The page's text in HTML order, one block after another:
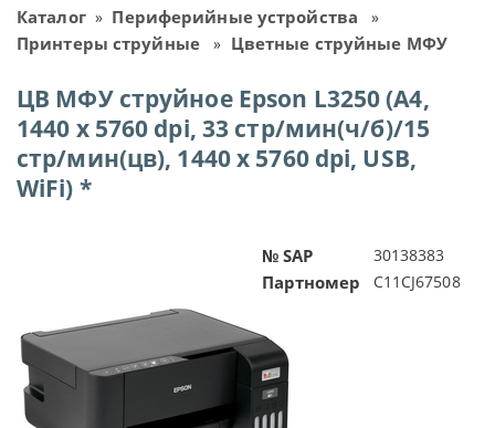
Каталог» Периферийные устройства »
Принтеры струйные» Цветные струйные МФУ
ЦВ МФУ струйное Epson L3250 (A4,
1440 x 5760 dpi, 33 стр/мин(ч/б)/15
стр/мин(цв), 1440 x 5760 dpi, USB,
WiFi) *
№ SAP 30138383
Партномер C11CJ67508